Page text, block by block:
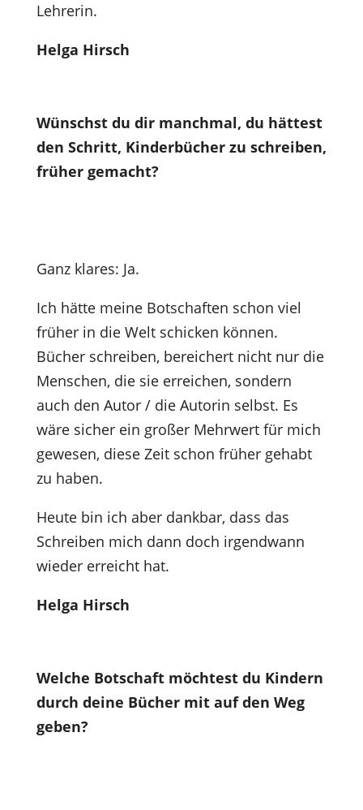
Lehrerin.
Helga Hirsch
Wünschst du dir manchmal, du hättest
den Schritt, Kinderbücher zu schreiben,
früher gemacht?
Ganz klares: Ja.
Ich hätte meine Botschaften schon viel
früher in die Welt schicken können.
Bücher schreiben, bereichert nicht nur die
Menschen, die sie erreichen, sondern
auch den Autor / die Autorin selbst. Es
wäre sicher ein großer Mehrwert für mich
gewesen, diese Zeit schon früher gehabt
zu haben.
Heute bin ich aber dankbar, dass das
Schreiben mich dann doch irgendwann
wieder erreicht hat.
Helga Hirsch
Welche Botschaft möchtest du Kindern
durch deine Bücher mit auf den Weg
geben?